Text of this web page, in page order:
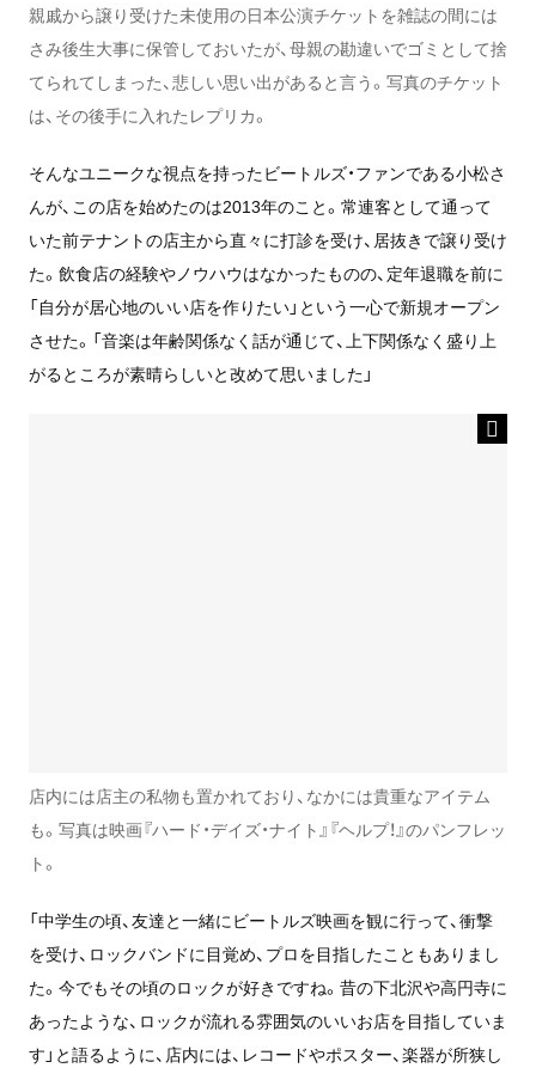
親戚から譲り受けた未使用の日本公演チケットを雑誌の間には
さみ後生大事に保管しておいたが、母親の勘違いでゴミとして捨
てられてしまった、悲しい思い出があると言う。写真のチケット
は、その後手に入れたレプリカ。
そんなユニークな視点を持ったビートルズ・ファンである小松さ
んが、この店を始めたのは2013年のこと。常連客として通って
いた前テナントの店主から直々に打診を受け、居抜きで譲り受け
た。飲食店の経験やノウハウはなかったものの、定年退職を前に
「自分が居心地のいい店を作りたい」という一心で新規オープン
させた。「音楽は年齢関係なく話が通じて、上下関係なく盛り上
がるところが素晴らしいと改めて思いました」
店内には店主の私物も置かれており、なかには貴重なアイテム
も。写真は映画『ハード・デイズ・ナイト』『ヘルプ！』のパンフレッ
ト。
「中学生の頃、友達と一緒にビートルズ映画を観に行って、衝撃
を受け、ロックバンドに目覚め、プロを目指したこともありまし
た。今でもその頃のロックが好きですね。昔の下北沢や高円寺に
あったような、ロックが流れる雰囲気のいいお店を目指していま
す」と語るように、店内には、レコードやポスター、楽器が所狭し